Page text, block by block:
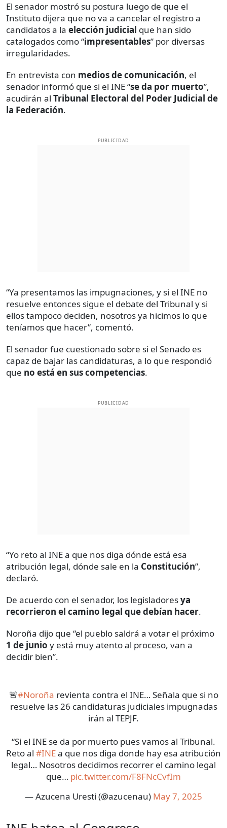
El senador mostró su postura luego de que el
Instituto dijera que no va a cancelar el registro a
candidatos a la elección judicial que han sido
catalogados como “impresentables” por diversas
irregularidades.
En entrevista con medios de comunicación, el
senador informó que si el INE “se da por muerto”,
acudirán al Tribunal Electoral del Poder Judicial de
la Federación.
PUBLICIDAD
“Ya presentamos las impugnaciones, y si el INE no
resuelve entonces sigue el debate del Tribunal y si
ellos tampoco deciden, nosotros ya hicimos lo que
teníamos que hacer”, comentó.
El senador fue cuestionado sobre si el Senado es
capaz de bajar las candidaturas, a lo que respondió
que no está en sus competencias.
PUBLICIDAD
“Yo reto al INE a que nos diga dónde está esa
atribución legal, dónde sale en la Constitución”,
declaró.
De acuerdo con el senador, los legisladoresya
recorrieron el camino legal que debían hacer.
Noroña dijo que “el pueblo saldrá a votar el próximo
1 de junio y está muy atento al proceso, van a
decidir bien”.
resuelve las 26 candidaturas judiciales impugnadas
irán al TEPJF.
Reto al#INEa que nos diga donde hay esa atribución
legal… Nosotros decidimos recorrer el camino legal
que…pic.twitter.com/F8FNcCvfIm